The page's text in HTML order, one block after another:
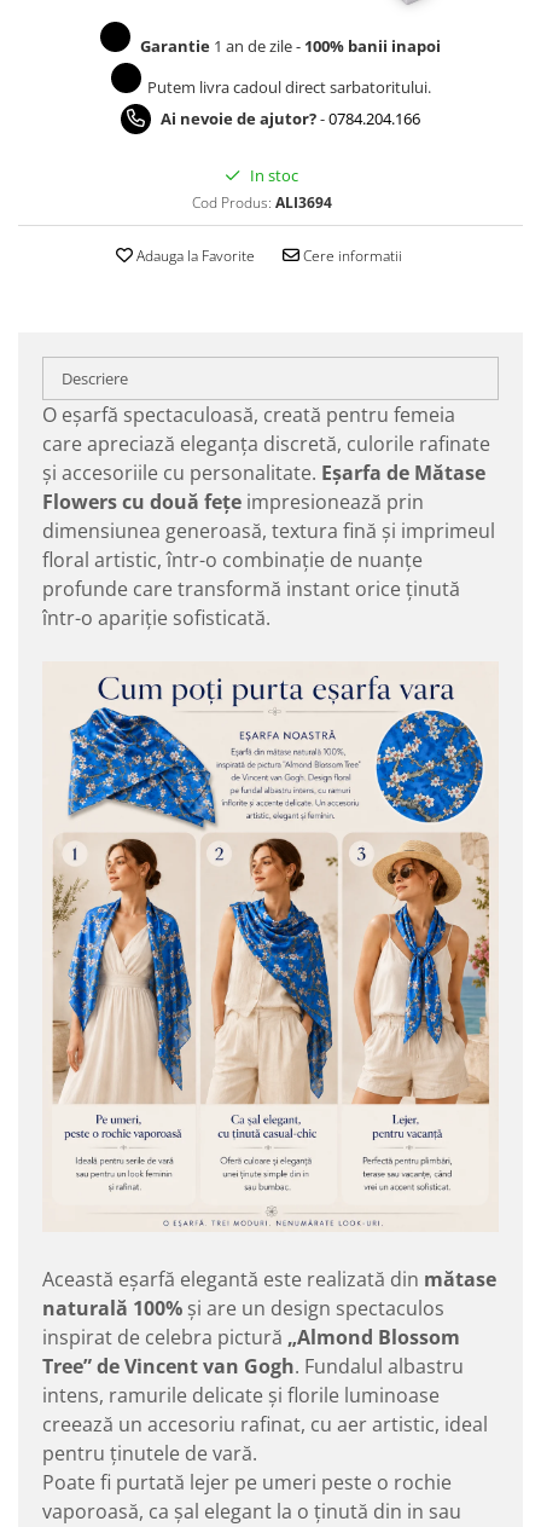
Garantie 1 an de zile - 100% banii inapoi
Putem livra cadoul direct sarbatoritului.
Ai nevoie de ajutor?-0784.204.166
In stoc
Cod Produs: ALI3694
Adauga la Favorite Cere informatii
Descriere
O eșarfă spectaculoasă, creată pentru femeia
care apreciază eleganța discretă, culorile rafinate
și accesoriile cu personalitate. Eșarfa de Mătase
Flowers cu două fețe impresionează prin
dimensiunea generoasă, textura fină și imprimeul
floral artistic, într-o combinație de nuanțe
profunde care transformă instant orice ținută
într-o apariție sofisticată.
Această eșarfă elegantă este realizată din mătase
naturală 100% și are un design spectaculos
inspirat de celebra pictură „Almond Blossom
Tree” de Vincent van Gogh. Fundalul albastru
intens, ramurile delicate și florile luminoase
creează un accesoriu rafinat, cu aer artistic, ideal
pentru ținutele de vară.
Poate fi purtată lejer pe umeri peste o rochie
vaporoasă, ca șal elegant la o ținută din in sau